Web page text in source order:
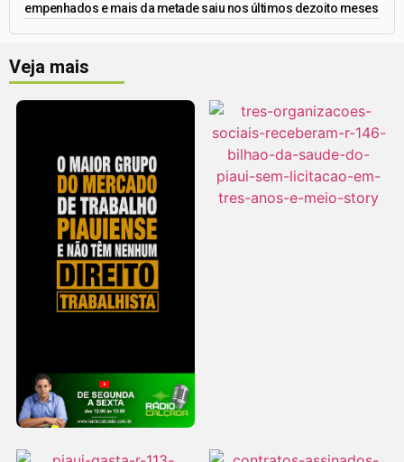
empenhados e mais da metade saiu nos últimos dezoito meses
Veja mais